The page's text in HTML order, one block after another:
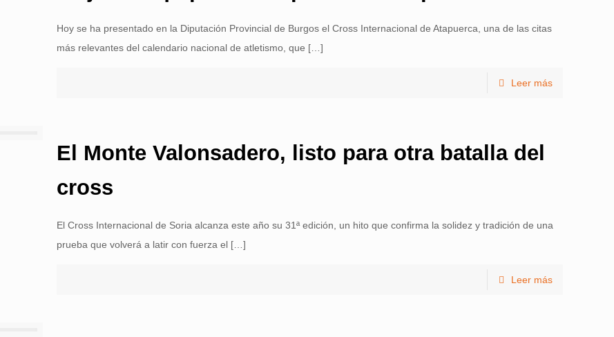
Hoy se ha presentado en la Diputación Provincial de Burgos el Cross Internacional de Atapuerca, una de las citas
más relevantes del calendario nacional de atletismo, que […]
Leer más
El Monte Valonsadero, listo para otra batalla del
cross
El Cross Internacional de Soria alcanza este año su 31ª edición, un hito que confirma la solidez y tradición de una
prueba que volverá a latir con fuerza el[…]
Leer más